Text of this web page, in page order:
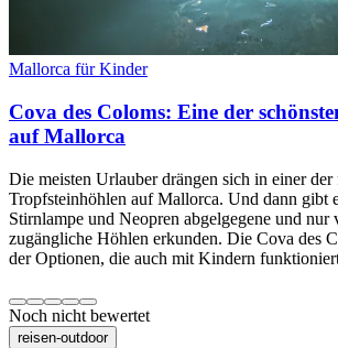
Mallorca für Kinder
Cova des Coloms: Eine der
auf Mallorca
Die meisten Urlauber drängen sich in einer der
Tropfsteinhöhlen auf Mallorca. Und dann gibt
Stirnlampe und Neopren abgelgegene und nur
zugängliche Höhlen erkunden. Die Cova des
der Optionen, die auch mit Kindern
Noch nicht bewertet
reisen-outdoor